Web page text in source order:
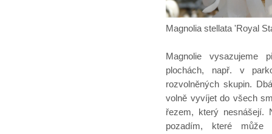
Magnolia stellata
Magnolie vysazujeme
plochách, např. v
rozvolněných skupin.
volně vyvíjet do všech
řezem, který nesnášejí.
pozadím, které může